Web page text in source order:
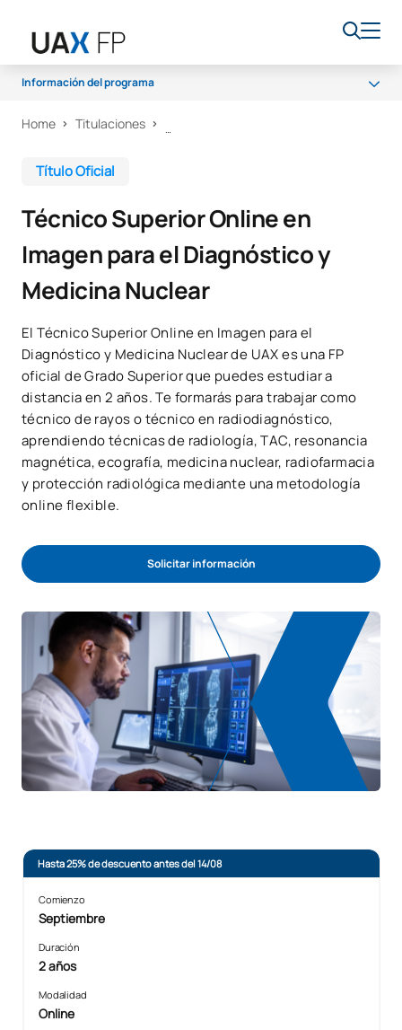
Información del programa
Programa
Salidas profesionales
Home Titulaciones
Título Oficial
Técnico Superior Online en
Imagen para el Diagnóstico y
Medicina Nuclear
El Técnico Superior Online en Imagen para el
Diagnóstico y Medicina Nuclear de UAX es una FP
oficial de Grado Superior que puedes estudiar a
distancia en 2 años. Te formarás para trabajar como
técnico de rayos o técnico en radiodiagnóstico,
aprendiendo técnicas de radiología, TAC, resonancia
magnética, ecografía, medicina nuclear, radiofarmacia
y protección radiológica mediante una metodología
online flexible.
Solicitar información
Hasta 25% de descuento antes del 14/08
Comienzo
Septiembre
Duración
2 años
Modalidad
Online